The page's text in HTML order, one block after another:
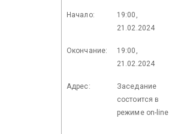
Начало:
19:00,
21.02.2024
Окончание:
19:00,
21.02.2024
Адрес:
Заседание
состоится в
режиме on-line